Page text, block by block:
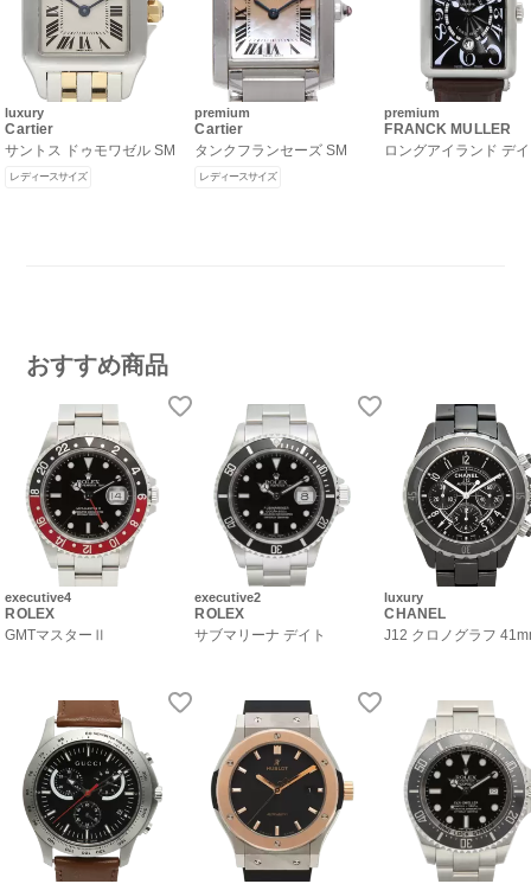
luxury
Cartier
サントス ドゥモワゼル SM
レディースサイズ
premium
Cartier
タンクフランセーズ SM
レディースサイズ
premium
FRANCK MULLER
ロングアイランド デ
おすすめ商品
executive4
ROLEX
GMTマスターⅡ
executive2
ROLEX
サブマリーナ デイト
luxury
CHANEL
J12 クロノグラフ